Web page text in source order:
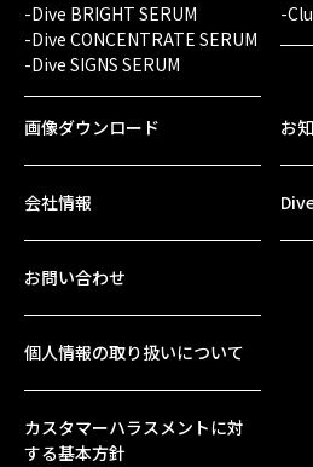
-Dive BRIGHT SERUM
-Dive CONCENTRATE SERUM
-Dive SIGNS SERUM
-
画像ダウンロード
会社情報
お
お問い合わせ
個人情報の取り扱いについて
カスタマーハラスメントに対
する基本方針